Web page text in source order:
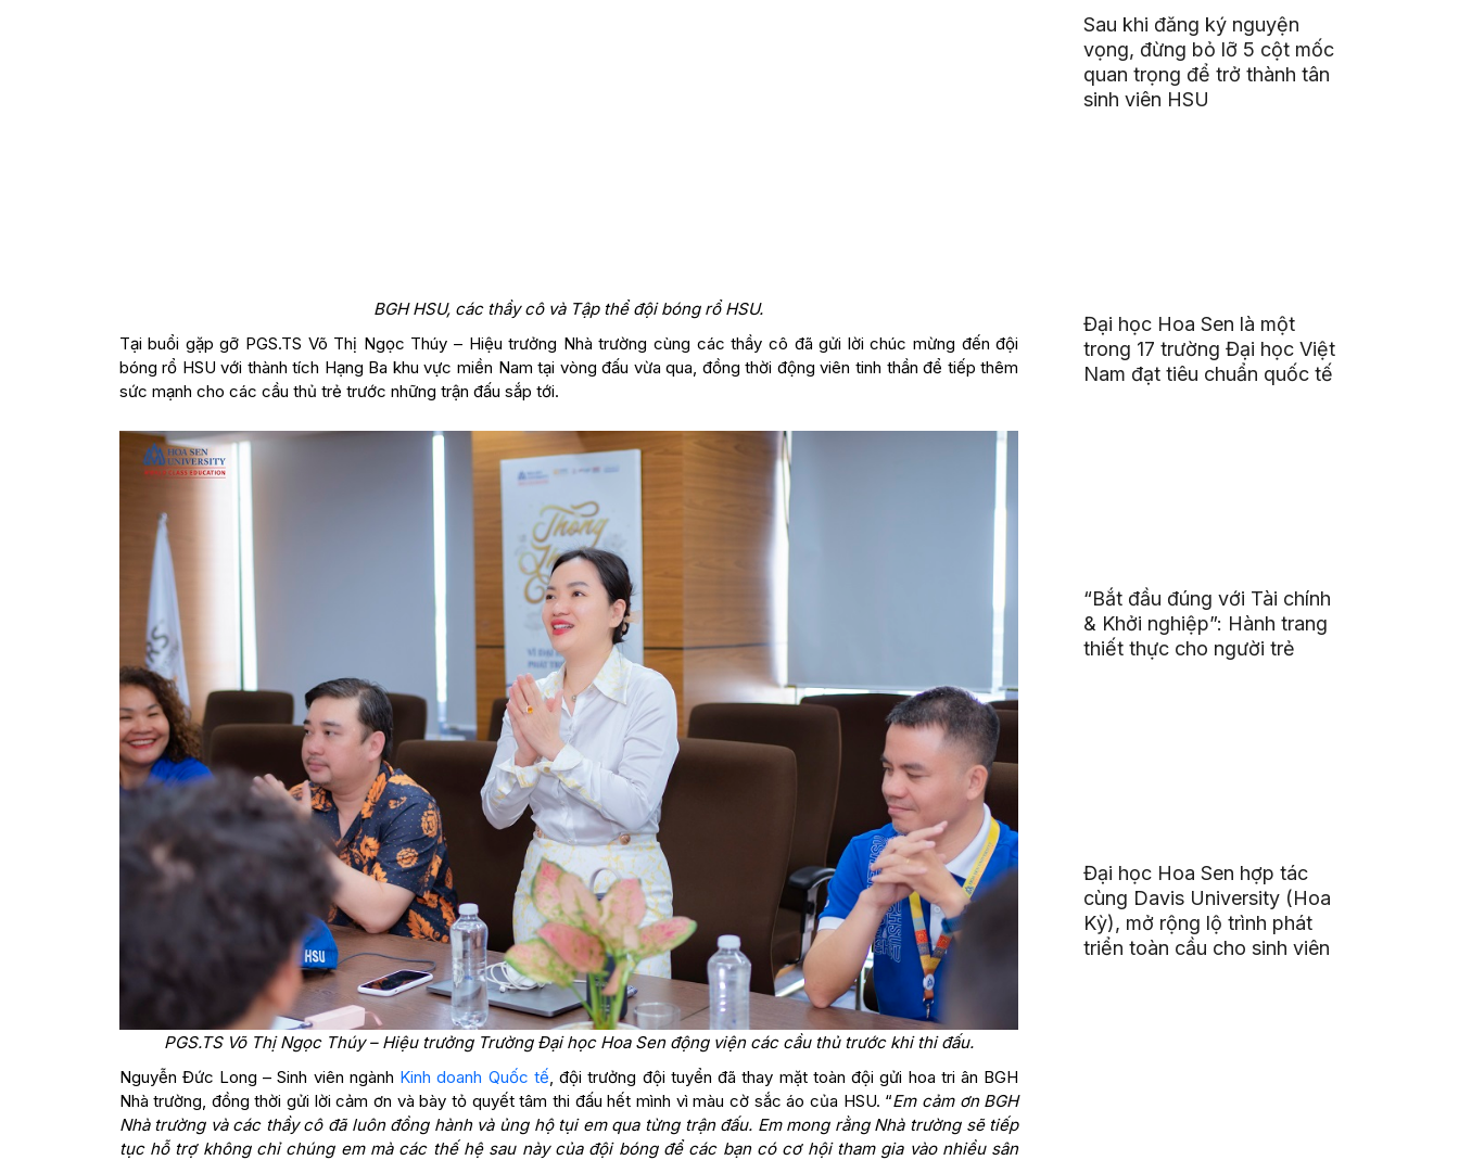
BGH HSU, các thầy cô và Tập thể đội bóng rổ HSU.
Tại buổi gặp gỡ PGS.TS Võ Thị Ngọc Thúy – Hiệu trưởng Nhà trường cùng các thầy cô đã gửi lời chúc mừng đến đội
bóng rổ HSU với thành tích Hạng Ba khu vực miền Nam tại vòng đấu vừa qua, đồng thời động viên tinh thần để tiếp thêm
sức mạnh cho các cầu thủ trẻ trước những trận đấu sắp tới.
PGS.TS Võ Thị Ngọc Thúy – Hiệu trưởng Trường Đại học Hoa Sen động viện các cầu thủ trước khi thi đấu.
Nguyễn Đức Long – Sinh viên ngành Kinh doanh Quốc tế , đội trưởng đội tuyển đã thay mặt toàn đội gửi hoa tri ân BGH
Nhà trường, đồng thời gửi lời cảm ơn và bày tỏ quyết tâm thi đấu hết mình vì màu cờ sắc áo của HSU. “Em cảm ơn BGH
Nhà trường và các thầy cô đã luôn đồng hành và ủng hộ tụi em qua từng trận đấu. Em mong rằng Nhà trường sẽ tiếp
tục hỗ trợ không chỉ chúng em mà các thế hệ sau này của đội bóng để các bạn có cơ hội tham gia vào nhiều sân
Sau khi đăng ký nguyện
vọng, đừng bỏ lỡ 5 cột mốc
quan trọng để trở thành tân
sinh viên HSU
Đại học Hoa Sen là một
trong 17 trường Đại học Việt
Nam đạt tiêu chuẩn quốc tế
“Bắt đầu đúng với Tài chính
& Khởi nghiệp”: Hành trang
thiết thực cho người trẻ
Đại học Hoa Sen hợp tác
cùng Davis University (Hoa
Kỳ), mở rộng lộ trình phát
triển toàn cầu cho sinh viên